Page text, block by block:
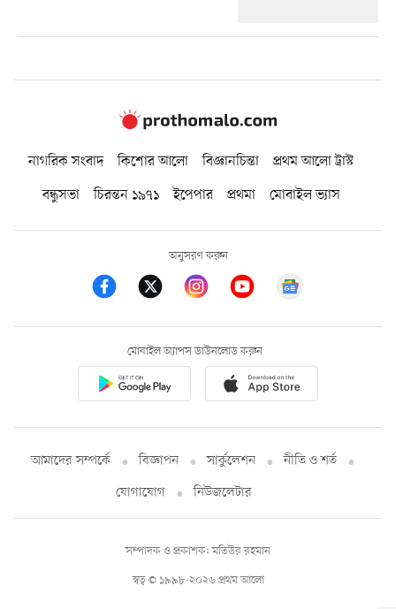
নাগরিক সংবাদ কিশোর আলো বিজ্ঞানচিন্তা
প্রথম আলো ট্রাস্ট
বন্ধুসভা
চিরন্তন ১৯৭১ ইপেপার প্রথমা মোবাইল ভ্যাস
অনুসরণ করুন
মোবাইল অ্যাপস ডাউনলোড করুন
আমাদের সম্পর্কে বিজ্ঞাপন সার্কুলেশন
নীতি ও শর্ত
যোগাযোগ
নিউজলেটার
স্বত্ব © ১৯৯৮-২০২৬ প্রথম আলো
সম্পাদক ও প্রকাশক: মতিউর রহমান